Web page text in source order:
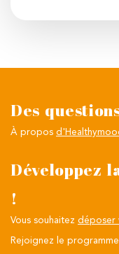
Des
À propos
Développez
!
Vous souhaitez déposer
Rejoignez le